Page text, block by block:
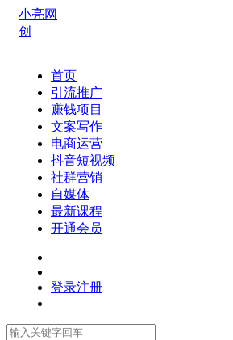
小亮网
创
首页
引流推广
赚钱项目
文案写作
电商运营
抖音短视频
社群营销
自媒体
最新课程
开通会员
登录注册